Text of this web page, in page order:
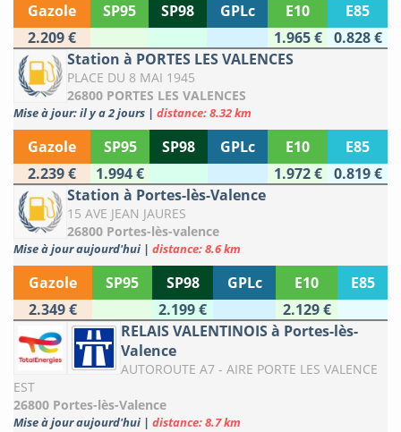
Gazole SP95 SP98 GPLc E10
E85
2.209 €
1.965 €
0.828 €
Station à PORTES LES VALENCES
PLACE DU 8 MAI 1945
26800 PORTES LES VALENCES
Mise à jour: il y a 2 jours | distance: 8.32 km
Gazole SP95 SP98 GPLc E10
E85
2.239 €
1.994 € 1.972 €
0.819 €
Station à Portes-lès-Valence
15 AVE JEAN JAURES
26800 Portes-lès-valence
Mise à jour aujourd'hui | distance: 8.6 km
Gazole SP95 SP98 GPLc E10
E85
2.349 €
2.199 €
2.129 €
RELAIS VALENTINOIS à Portes-lès-
Valence
AUTOROUTE A7 - AIRE PORTE LES VALENCE
EST
26800 Portes-lès-Valence
Mise à jour aujourd'hui | distance: 8.7 km